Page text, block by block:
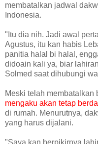
membatalkan jadwal
Indonesia.
"Itu dia nih. Jadi awal
Agustus, itu kan habis
panitia halal bi halal,
didoain kali ya, biar
Solmed saat dihubungi
Meski telah membatalkan
mengaku akan tetap
di rumah. Menurutnya,
yang harus dijalani.
"Saya kan berpikirnya